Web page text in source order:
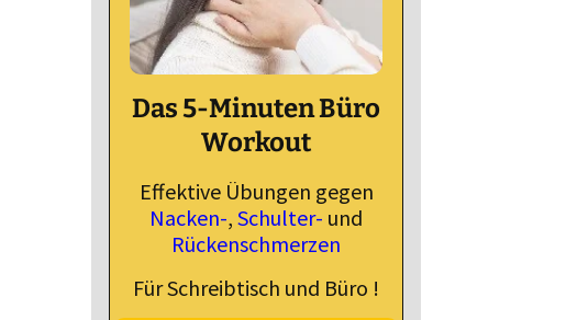
Das 5-Minuten Büro
Workout
Effektive Übungen gegen
Nacken-, Schulter- und
Rückenschmerzen
Für Schreibtisch und Büro !